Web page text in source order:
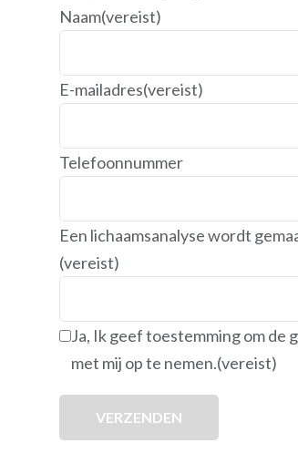
Naam(vereist)
E-mailadres(vereist)
Telefoonnummer
Een lichaamsanalyse wordt
(vereist)
Ja, Ik geef toestemming om de
met mij op te nemen.(vereist)
VERZENDEN